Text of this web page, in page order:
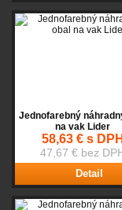
Jednofarebný
na vak Lider
58,63 € s DPH
47,67 € bez
Detail